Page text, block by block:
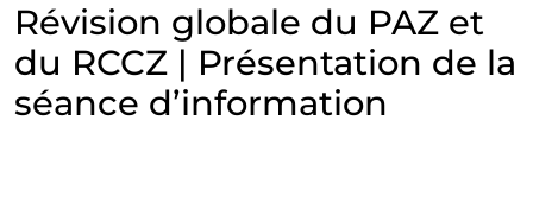
Révision globale du PAZ et
du RCCZ | Présentation de la
séance d’information